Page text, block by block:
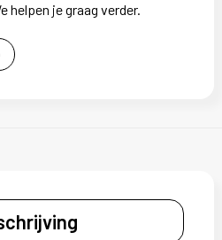
helpen je graag verder.